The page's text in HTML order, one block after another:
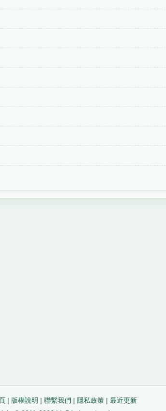
| 版權說明 | 聯繫我們 | 隱私政策 | 最近更新